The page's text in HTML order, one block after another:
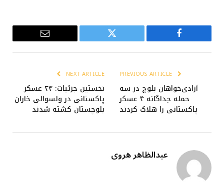
Facebook
Twitter
Email
آزادی‌خواهان بلوچ در سه
حمله جداگانه ۴ عسکر
پاکستانی را هلاک کردند
NEXT ARTICLE
نخستین جزئیات: ۲۴ عسکر
پاکستانی در ولسوالی خاران
بلوچستان کشته شدند
عبدالظاهر هروی